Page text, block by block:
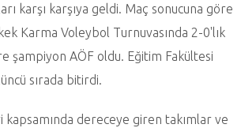
karşı karşıya geldi. Maç sonucuna göre
Karma Voleybol Turnuvasında 2-0'lık
şampiyon AÖF oldu. Eğitim Fakültesi
sırada bitirdi.
kapsamında dereceye giren takımlar ve